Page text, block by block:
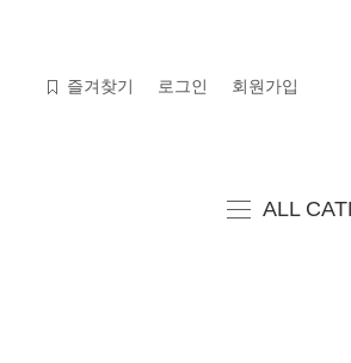
즐겨찾기 로그인 회원가입
ALL